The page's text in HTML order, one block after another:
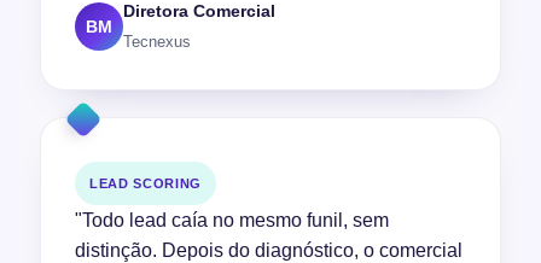
BM
Diretora Comercial
Tecnexus
LEAD SCORING
"Todo lead caía no mesmo funil, sem
distinção. Depois do diagnóstico, o comercial